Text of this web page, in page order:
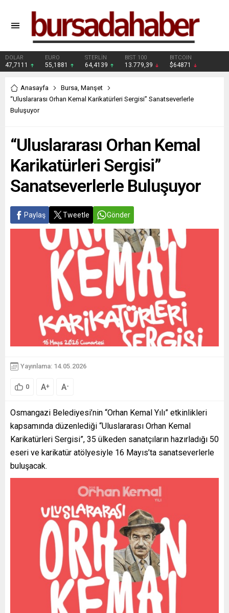
DOLAR
47,7111
EURO
55,1881
STERLİN
64,4139
BIST 100
13.779,39
BITCOIN
$64871
Anasayfa Bursa, Manşet
“Uluslararası Orhan Kemal Karikatürleri Sergisi” Sanatseverlerle
Buluşuyor
“Uluslararası Orhan Kemal
Karikatürleri Sergisi”
Sanatseverlerle Buluşuyor
Paylaş Tweetle Gönder
Yayınlama: 14.05.2026
0 A+ A-
Osmangazi Belediyesi’nin “Orhan Kemal Yılı” etkinlikleri
kapsamında düzenlediği “Uluslararası Orhan Kemal
Karikatürleri Sergisi”, 35 ülkeden sanatçıların hazırladığı 50
eseri ve karikatür atölyesiyle 16 Mayıs’ta sanatseverlerle
buluşacak.